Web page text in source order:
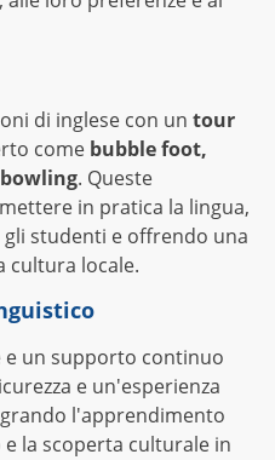
di inglese con un tour
come bubble foot,
. Queste
in pratica la lingua,
studenti e offrendo una
cultura locale.
e un supporto continuo
e un'esperienza
l'apprendimento
la scoperta culturale in